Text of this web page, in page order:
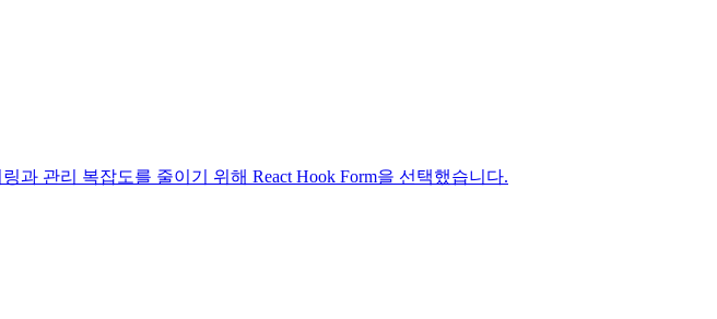
과 관리 복잡도를 줄이기 위해 React Hook Form을 선택했습니다.